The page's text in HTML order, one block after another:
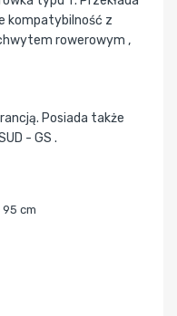
kompatybilność z
rowerowym ,
Posiada także
- GS .
cm